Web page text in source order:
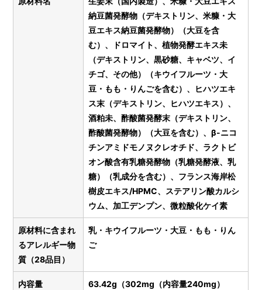
納豆菌発酵物（デキストリン、米糠・大
豆エキス納豆菌発酵物）（大豆を含
む）、ドロマイト、植物発酵エキス未
（デキストリン、黒砂糖、キャベツ、イ
チゴ、その他）（キウイフルーツ・大
豆・もも・りんごを含む）、ヒハツエキ
ス末（デキストリン、ヒハツエキス）、
酒粕未、酢酸菌発酵末（デキストリン、
酢酸菌発酵物）（大豆を含む）、β-ニコ
チンアミドモノヌクレオチド、ラクトビ
オン酸含有乳糖発酵物（乳糖発酵液、乳
糖）（乳成分を含む）、フランス海岸松
樹皮エキス/HPMC、ステアリン酸カルシ
ウム、加工デンプン、微粒酸化ケイ素
原材料に含まれ
るアレルギー物
質（28品目）
乳・キウイフルーツ・大豆・もも・りん
ご
内容量
63.42g（302mg（内容量240mg）